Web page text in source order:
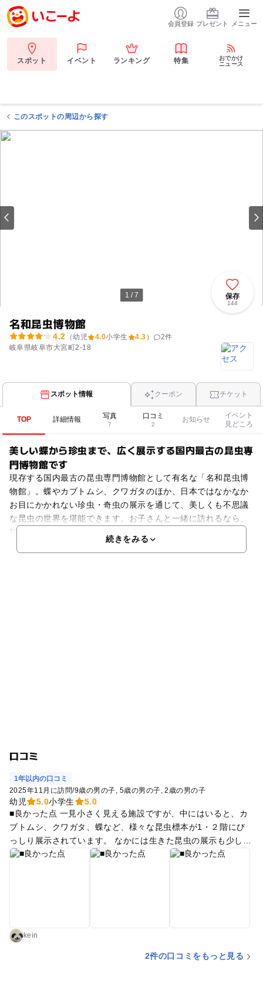
会員登録 プレゼント メニュー
スポット イベント ランキング 特集
おでかけ
ニュース
このスポットの周辺から探す
1 / 7
名和昆虫博物館
4.2 （幼児 4.0小学生 4.3 ） 2件
岐阜県岐阜市大宮町2-18
保存
144
スポット情報 クーポン チケット
TOP 詳細情報 写真
7
口コミ
2
お知らせ
イベント
見どころ
美しい蝶から珍虫まで、広く展示する国内最古の昆虫専
門博物館です
現存する国内最古の昆虫専門博物館として有名な「名和昆虫博
物館」。蝶やカブトムシ、クワガタのほか、日本ではなかなか
お目にかかれない珍虫・奇虫の展示を通じて、美しくも不思議
な昆虫の世界を堪能できます。お子さんと一緒に訪れるなら、
館内に３ケ所ある記念スタンプも要チェック！楽しかった思い
続きをみる
口コミ
1年以内の口コミ
2025年11月に訪問/9歳の男の子 5歳の男の子 2歳の男の子
幼児 5.0小学生
5.0
■良かった点 一見小さく見える施設ですが、中にはいると、カ
ブトムシ、クワガタ、蝶など、様々な昆虫標本が1・２階にび
っしり展示されています。 なかには生きた昆虫の展示も少しあ
ります。 クイズなどもあり、子供と一つずつみていると小一時
kein
2件の口コミをもっと見る